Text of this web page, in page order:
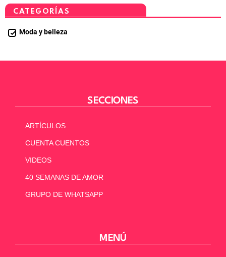
CATEGORÍAS
Moda y belleza
SECCIONES
ARTÍCULOS
CUENTA CUENTOS
VIDEOS
40 SEMANAS DE AMOR
GRUPO DE WHATSAPP
MENÚ